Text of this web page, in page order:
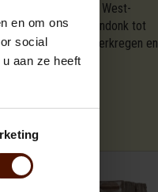
en om ons
social
aan ze heeft
Vlaams Brabant, of West-
en van Arendonk tot
is duurzaam verkregen en